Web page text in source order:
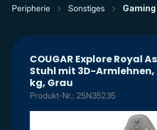
Peripherie Sonstiges
COUGAR Explore Royal
Stuhl mit 3D-Armlehnen,
kg, Grau
Produkt-Nr.: 25N35235